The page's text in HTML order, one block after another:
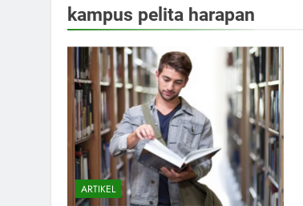
kampus pelita harapan
ARTIKEL